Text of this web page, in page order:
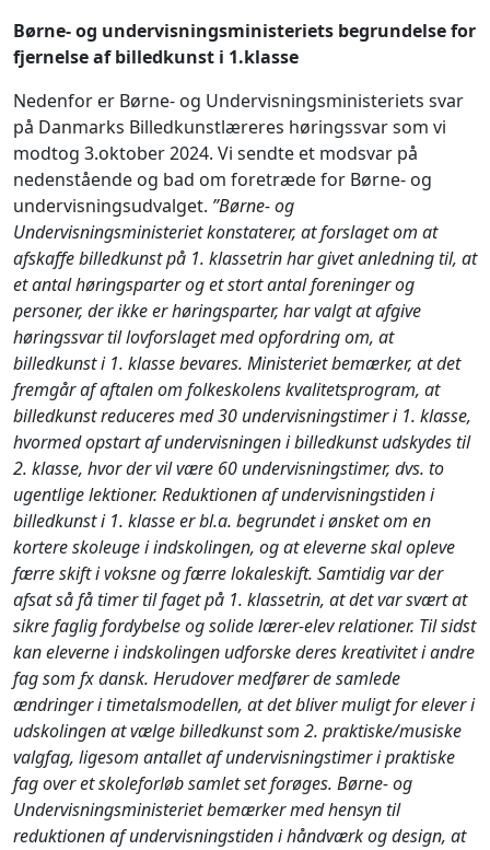
Børne- og undervisningsministeriets begrundelse for
fjernelse af billedkunst i 1.klasse
Nedenfor er Børne- og Undervisningsministeriets svar
på Danmarks Billedkunstlæreres høringssvar som vi
modtog 3.oktober 2024. Vi sendte et modsvar på
nedenstående og bad om foretræde for Børne- og
undervisningsudvalget. ”Børne- og
Undervisningsministeriet konstaterer, at forslaget om at
afskaffe billedkunst på 1. klassetrin har givet anledning til, at
et antal høringsparter og et stort antal foreninger og
personer, der ikke er høringsparter, har valgt at afgive
høringssvar til lovforslaget med opfordring om, at
billedkunst i 1. klasse bevares. Ministeriet bemærker, at det
fremgår af aftalen om folkeskolens kvalitetsprogram, at
billedkunst reduceres med 30 undervisningstimer i 1. klasse,
hvormed opstart af undervisningen i billedkunst udskydes til
2. klasse, hvor der vil være 60 undervisningstimer, dvs. to
ugentlige lektioner. Reduktionen af undervisningstiden i
billedkunst i 1. klasse er bl.a. begrundet i ønsket om en
kortere skoleuge i indskolingen, og at eleverne skal opleve
færre skift i voksne og færre lokaleskift. Samtidig var der
afsat så få timer til faget på 1. klassetrin, at det var svært at
sikre faglig fordybelse og solide lærer-elev relationer. Til sidst
kan eleverne i indskolingen udforske deres kreativitet i andre
fag som fx dansk. Herudover medfører de samlede
ændringer i timetalsmodellen, at det bliver muligt for elever i
udskolingen at vælge billedkunst som 2. praktiske/musiske
valgfag, ligesom antallet af undervisningstimer i praktiske
fag over et skoleforløb samlet set forøges. Børne- og
Undervisningsministeriet bemærker med hensyn til
reduktionen af undervisningstiden i håndværk og design, at